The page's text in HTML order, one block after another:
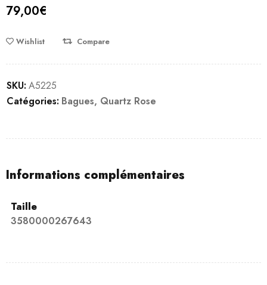
79,00€
Wishlist Compare
SKU: A5225
Catégories: Bagues, Quartz Rose
Informations complémentaires
Taille
3580000267643